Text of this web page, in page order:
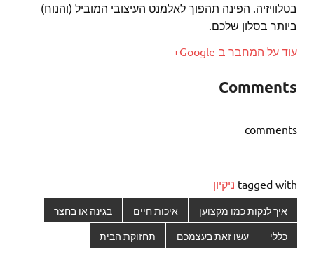
בטלוויזיה. הפינה תהפוך לאלמנט העיצובי המוביל (והנוח)
ביותר בסלון שלכם.
עוד על המחבר ב-Google+
Comments
comments
tagged with ניקיון
איך לנקות כמו מקצוען איכות חיים בגינה או בחצר
כללי עשו זאת בעצמכם תחזוקת הבית